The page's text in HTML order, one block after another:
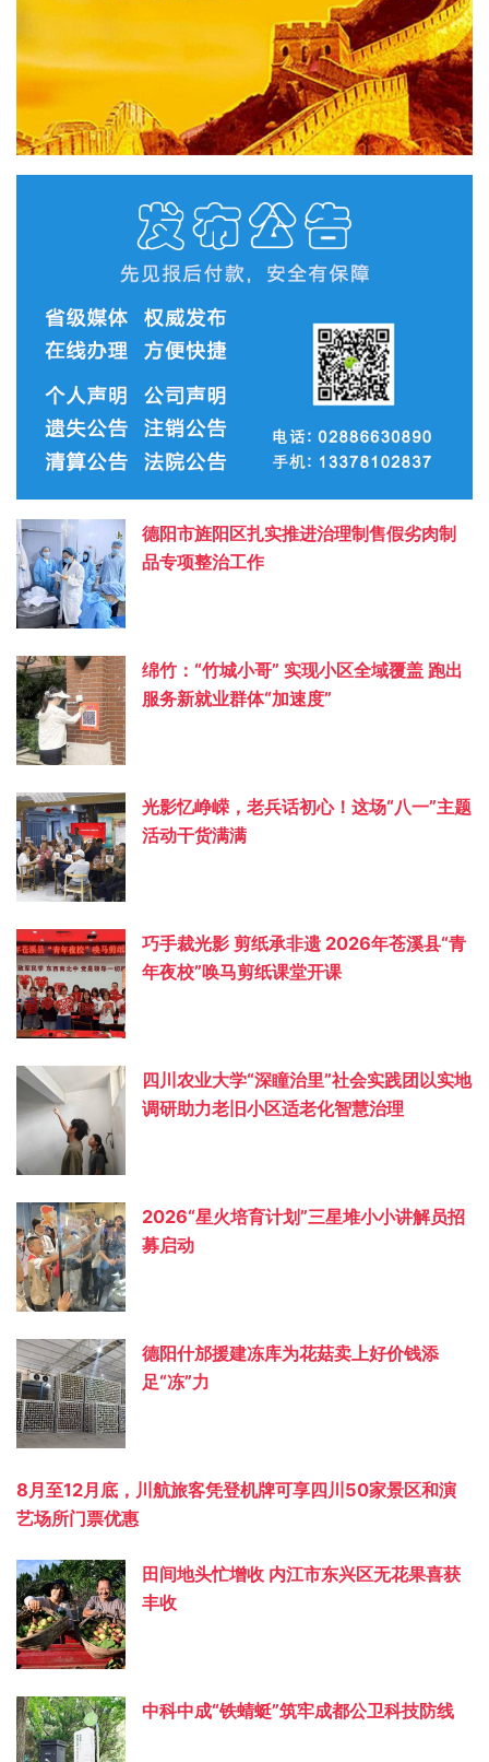
德阳市旌阳区扎实推进治理制售假劣肉制
品专项整治工作
绵竹：“竹城小哥” 实现小区全域覆盖 跑出
服务新就业群体“加速度”
光影忆峥嵘，老兵话初心！这场“八一”主题
活动干货满满
巧手裁光影 剪纸承非遗 2026年苍溪县“青
年夜校”唤马剪纸课堂开课
四川农业大学“深瞳治里”社会实践团以实地
调研助力老旧小区适老化智慧治理
2026“星火培育计划”三星堆小小讲解员招
募启动
德阳什邡援建冻库为花菇卖上好价钱添
足“冻”力
8月至12月底，川航旅客凭登机牌可享四川50家景区和演
艺场所门票优惠
田间地头忙增收 内江市东兴区无花果喜获
丰收
中科中成“铁蜻蜓”筑牢成都公卫科技防线